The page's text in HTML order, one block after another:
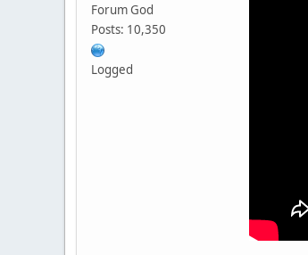
Forum God
Posts: 10,350
Logged